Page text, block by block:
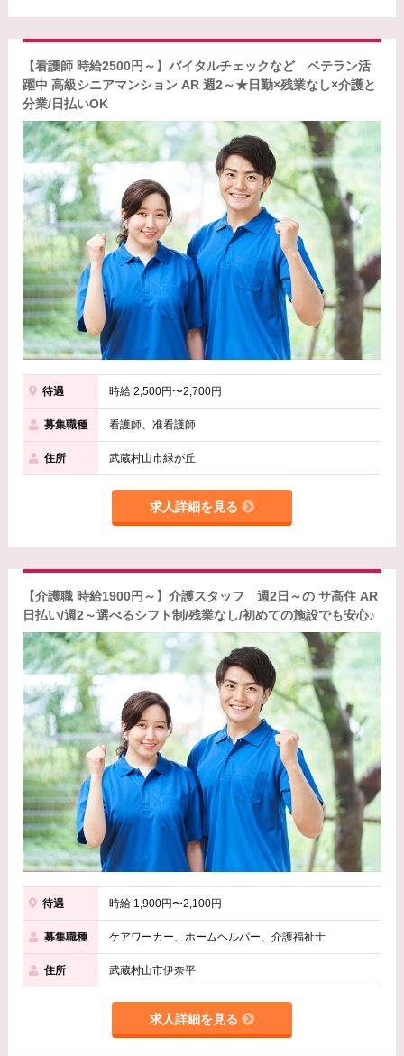
【看護師 時給2500円～】バイタルチェックなど ベテラン活
躍中 高級シニアマンション AR 週2～★日勤×残業なし×介護と
分業/日払いOK
待遇 時給 2,500円〜2,700円
募集職種 看護師、准看護師
住所 武蔵村山市緑が丘
求人詳細を見る
【介護職 時給1900円～】介護スタッフ 週2日～の サ高住 AR
日払い/週2～選べるシフト制/残業なし/初めての施設でも安心♪
待遇 時給 1,900円〜2,100円
募集職種 ケアワーカー、ホームヘルパー、介護福祉士
住所 武蔵村山市伊奈平
求人詳細を見る